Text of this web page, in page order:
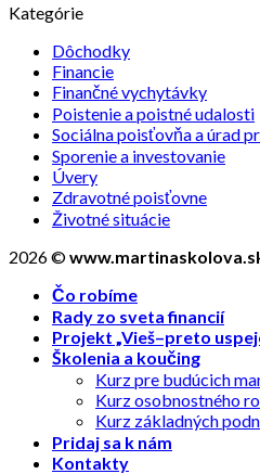
Kategórie
Dôchodky
Financie
Finančné vychytávky
Poistenie a poistné udalosti
Sociálna poisťovňa a úrad
Sporenie a investovanie
Úvery
Zdravotné poisťovne
Životné situácie
2026 ©
Čo robíme
Rady zo sveta financií
Projekt „Vieš–preto
Školenia a koučing
Kurz pre budúcich
Kurz osobnostného
Kurz základných
Pridaj sa k nám
Kontakty